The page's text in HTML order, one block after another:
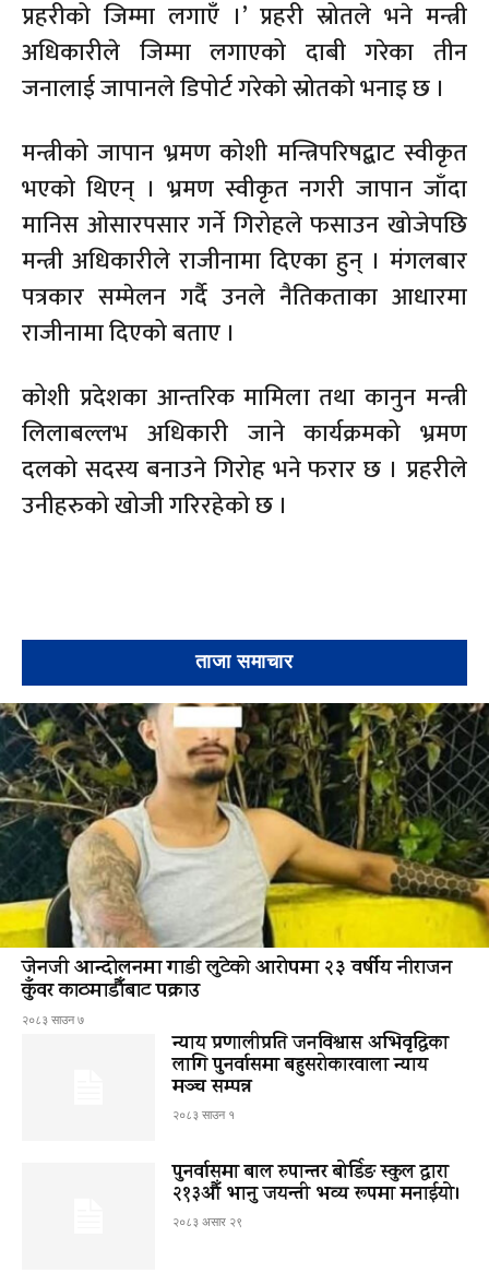
प्रहरीको जिम्मा लगाएँ ।’ प्रहरी स्रोतले भने मन्त्री
अधिकारीले जिम्मा लगाएको दाबी गरेका तीन
जनालाई जापानले डिपोर्ट गरेको स्रोतको भनाइ छ ।
मन्त्रीको जापान भ्रमण कोशी मन्त्रिपरिषद्बाट स्वीकृत
भएको थिएन् । भ्रमण स्वीकृत नगरी जापान जाँदा
मानिस ओसारपसार गर्ने गिरोहले फसाउन खोजेपछि
मन्त्री अधिकारीले राजीनामा दिएका हुन् । मंगलबार
पत्रकार सम्मेलन गर्दै उनले नैतिकताका आधारमा
राजीनामा दिएको बताए ।
कोशी प्रदेशका आन्तरिक मामिला तथा कानुन मन्त्री
लिलाबल्लभ अधिकारी जाने कार्यक्रमको भ्रमण
दलको सदस्य बनाउने गिरोह भने फरार छ । प्रहरीले
उनीहरुको खोजी गरिरहेको छ ।
ताजा समाचार
जेनजी आन्दोलनमा गाडी लुटेको आरोपमा २३ वर्षीय नीराजन
कुँवर काठमाडौँबाट पक्राउ
२०८३ साउन ७
न्याय प्रणालीप्रति जनविश्वास अभिवृद्धिका
लागि पुनर्वासमा बहुसरोकारवाला न्याय
मञ्च सम्पन्न
२०८३ साउन १
पुनर्वासमा बाल रुपान्तर बोर्डिङ स्कुल द्धारा
२१३औँ भानु जयन्ती भव्य रूपमा मनाईयो।
२०८३ असार २९